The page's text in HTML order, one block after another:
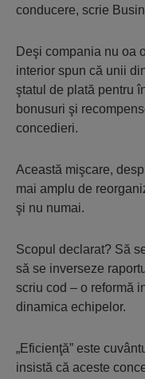
conducere, scrie
Deşi compania nu oa
interior spun că unii
ştatul de plată pentru
bonusuri şi
concedieri.
Această mişcare,
mai amplu de
şi nu numai.
Scopul declarat? Să
să se inverseze
scriu cod – o reformă
dinamica echipelor.
„Eficienţă” este
insistă că aceste